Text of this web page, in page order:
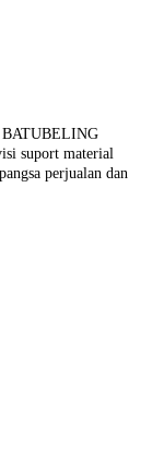
BATUBELING
suport material
perjualan dan